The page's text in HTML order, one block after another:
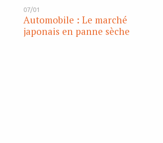
07/01
Automobile : Le marché
japonais en panne sèche